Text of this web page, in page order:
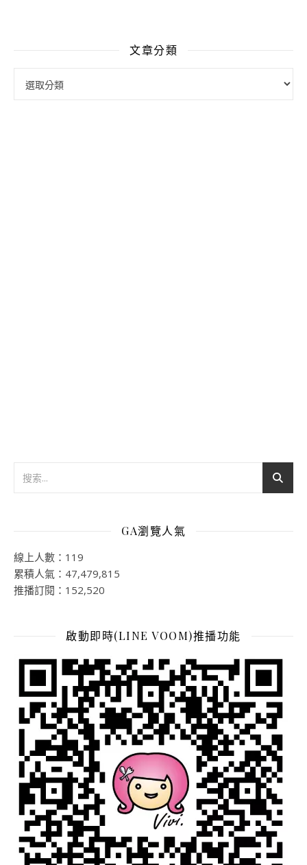
文章分類
GA瀏覽人氣
線上人數：119
累積人氣：47,479,815
推播訂閱：152,520
啟動即時(LINE VOOM)推播功能